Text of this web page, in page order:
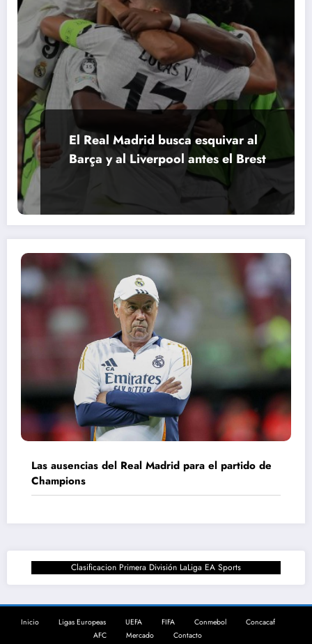
El Real Madrid busca esquivar al
Barça y al Liverpool antes el Brest
Las ausencias del Real Madrid para el partido de
Champions
Clasificacion Primera División LaLiga EA Sports
Inicio Ligas Europeas UEFA FIFA Conmebol
Concacaf
AFC
Mercado Contacto